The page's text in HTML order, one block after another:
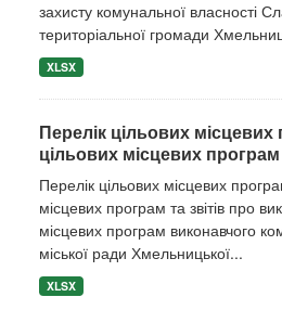
захисту комунальної власності
територіальної громади
XLSX
Перелік цільових
цільових місцевих програм
Перелік цільових місцевих
місцевих програм та звітів про
місцевих програм виконавчого
міської ради Хмельницької...
XLSX